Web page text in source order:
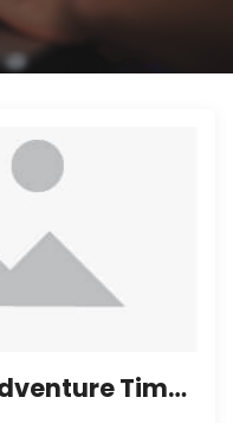
Comiclist Preview: Adventure Time Comics#12